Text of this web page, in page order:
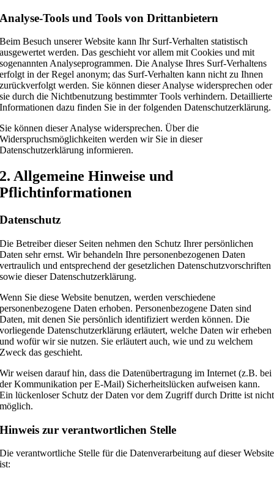
Analyse-Tools und Tools von Drittanbietern
Beim Besuch unserer Website kann Ihr Surf-Verhalten statistisch
ausgewertet werden. Das geschieht vor allem mit Cookies und mit
sogenannten Analyseprogrammen. Die Analyse Ihres Surf-Verhaltens
erfolgt in der Regel anonym; das Surf-Verhalten kann nicht zu Ihnen
zurückverfolgt werden. Sie können dieser Analyse widersprechen oder
sie durch die Nichtbenutzung bestimmter Tools verhindern. Detaillierte
Informationen dazu finden Sie in der folgenden Datenschutzerklärung.
Sie können dieser Analyse widersprechen. Über die
Widerspruchsmöglichkeiten werden wir Sie in dieser
Datenschutzerklärung informieren.
2. Allgemeine Hinweise und
Pflichtinformationen
Datenschutz
Die Betreiber dieser Seiten nehmen den Schutz Ihrer persönlichen
Daten sehr ernst. Wir behandeln Ihre personenbezogenen Daten
vertraulich und entsprechend der gesetzlichen Datenschutzvorschriften
sowie dieser Datenschutzerklärung.
Wenn Sie diese Website benutzen, werden verschiedene
personenbezogene Daten erhoben. Personenbezogene Daten sind
Daten, mit denen Sie persönlich identifiziert werden können. Die
vorliegende Datenschutzerklärung erläutert, welche Daten wir erheben
und wofür wir sie nutzen. Sie erläutert auch, wie und zu welchem
Zweck das geschieht.
Wir weisen darauf hin, dass die Datenübertragung im Internet (z.B. bei
der Kommunikation per E-Mail) Sicherheitslücken aufweisen kann.
Ein lückenloser Schutz der Daten vor dem Zugriff durch Dritte ist nicht
möglich.
Hinweis zur verantwortlichen Stelle
Die verantwortliche Stelle für die Datenverarbeitung auf dieser Website
ist: